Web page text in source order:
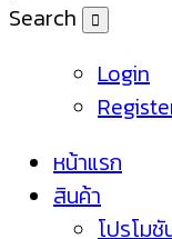
Search
Login
หน้าแรก
สินค้า
โปรโม